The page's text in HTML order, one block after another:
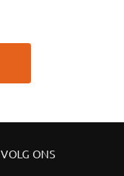
VOLG ONS